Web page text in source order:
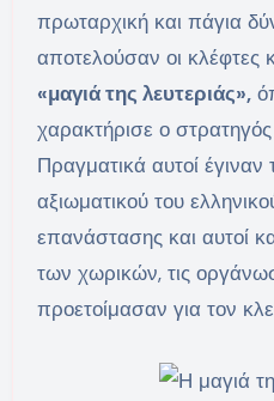
πρωταρχική και πάγια
αποτελούσαν οι κλέφτες
«μαγιά της λευτεριάς»,
χαρακτήρισε ο στρατηγός
Πραγματικά αυτοί έγιναν
αξιωματικού του
επανάστασης και αυτοί
των χωρικών, τις
προετοίμασαν για τον